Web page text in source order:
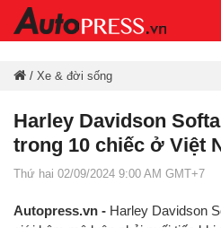
/ Xe & đời sống
Harley Davidson
trong 10 chiếc ở Việt
Thứ hai 02/09/2024 9:00 AM GMT+7
Autopress.vn - Harley Davidson